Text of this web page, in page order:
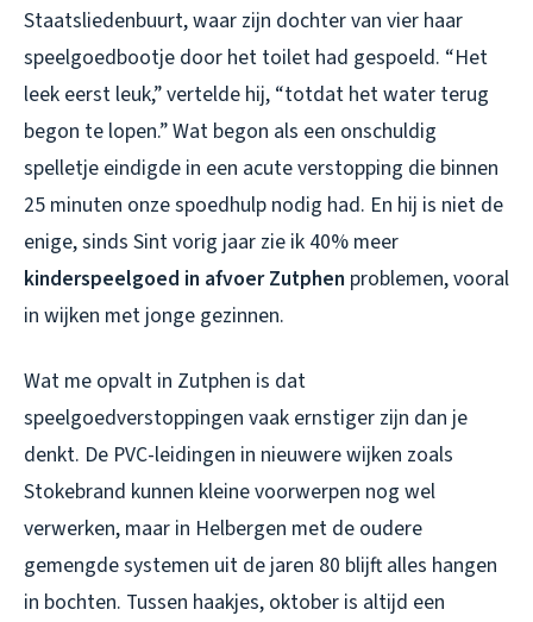
Staatsliedenbuurt, waar zijn dochter van vier haar
speelgoedbootje door het toilet had gespoeld. “Het
leek eerst leuk,” vertelde hij, “totdat het water terug
begon te lopen.” Wat begon als een onschuldig
spelletje eindigde in een acute verstopping die binnen
25 minuten onze spoedhulp nodig had. En hij is niet de
enige, sinds Sint vorig jaar zie ik 40% meer
kinderspeelgoed in afvoer Zutphen problemen, vooral
in wijken met jonge gezinnen.
Wat me opvalt in Zutphen is dat
speelgoedverstoppingen vaak ernstiger zijn dan je
denkt. De PVC-leidingen in nieuwere wijken zoals
Stokebrand kunnen kleine voorwerpen nog wel
verwerken, maar in Helbergen met de oudere
gemengde systemen uit de jaren 80 blijft alles hangen
in bochten. Tussen haakjes, oktober is altijd een